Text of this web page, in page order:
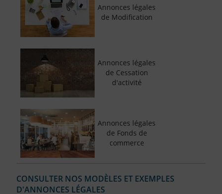
Annonces légales
de Modification
Annonces légales
de Cessation
d'activité
Annonces légales
de Fonds de
commerce
CONSULTER NOS MODÈLES ET EXEMPLES
D'ANNONCES LÉGALES